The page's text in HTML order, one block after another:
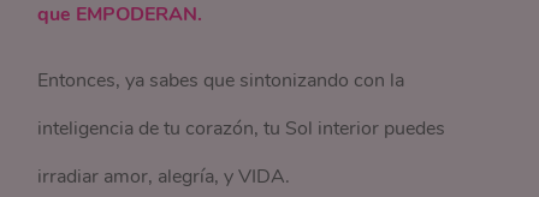
que EMPODERAN.
Entonces, ya sabes que sintonizando con la
inteligencia de tu corazón, tu Sol interior puedes
irradiar amor, alegría, y VIDA.